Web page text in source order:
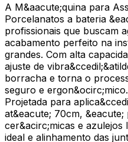
A M&aacute;quina para
Porcelanatos a bateria
profissionais que buscam
acabamento perfeito na
grandes. Com alta
ajuste de
borracha e torna o
seguro e ergon&ocirc;mico.
Projetada para
at&eacute; 70cm,
cer&acirc;micas e azulejos
ideal e alinhamento das